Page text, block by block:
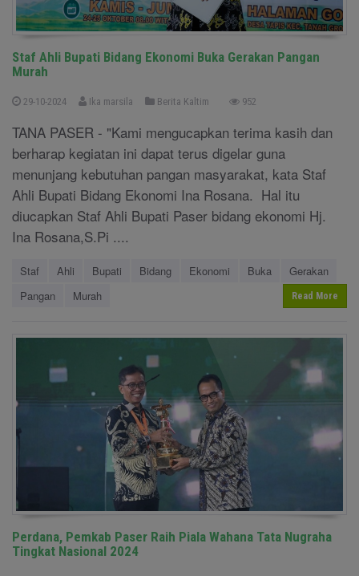
Staf Ahli Bupati Bidang Ekonomi Buka Gerakan Pangan
Murah
29-10-2024 Ika marsila Berita Kaltim 952
TANA PASER - "Kami mengucapkan terima kasih dan
berharap kegiatan ini dapat terus digelar guna
menunjang kebutuhan pangan masyarakat, kata Staf
Ahli Bupati Bidang Ekonomi Ina Rosana. Hal itu
diucapkan Staf Ahli Bupati Paser bidang ekonomi Hj.
Ina Rosana,S.Pi ....
Staf Ahli Bupati Bidang Ekonomi Buka
Gerakan
Pangan
Murah Read More
Perdana, Pemkab Paser Raih Piala Wahana Tata Nugraha
Tingkat Nasional 2024